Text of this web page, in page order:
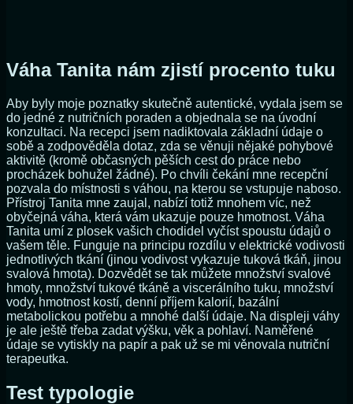
Váha Tanita nám zjistí procento tuku
Aby byly moje poznatky skutečně autentické, vydala jsem se
do jedné z nutričních poraden a objednala se na úvodní
konzultaci. Na recepci jsem nadiktovala základní údaje o
sobě a zodpověděla dotaz, zda se věnuji nějaké pohybové
aktivitě (kromě občasných pěších cest do práce nebo
procházek bohužel žádné). Po chvíli čekání mne recepční
pozvala do místnosti s váhou, na kterou se vstupuje naboso.
Přístroj Tanita mne zaujal, nabízí totiž mnohem víc, než
obyčejná váha, která vám ukazuje pouze hmotnost. Váha
Tanita umí z plosek vašich chodidel vyčíst spoustu údajů o
vašem těle. Funguje na principu rozdílu v elektrické vodivosti
jednotlivých tkání (jinou vodivost vykazuje tuková tkáň, jinou
svalová hmota). Dozvědět se tak můžete množství svalové
hmoty, množství tukové tkáně a viscerálního tuku, množství
vody, hmotnost kostí, denní příjem kalorií, bazální
metabolickou potřebu a mnohé další údaje. Na displeji váhy
je ale ještě třeba zadat výšku, věk a pohlaví. Naměřené
údaje se vytiskly na papír a pak už se mi věnovala nutriční
terapeutka.
Test typologie